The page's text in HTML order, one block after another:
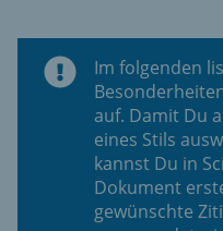
Im folgenden
auf. Damit Du
eines Stils
kannst Du in
Dokument
gewünschte